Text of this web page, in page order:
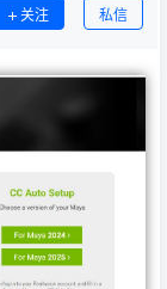
关注 私信